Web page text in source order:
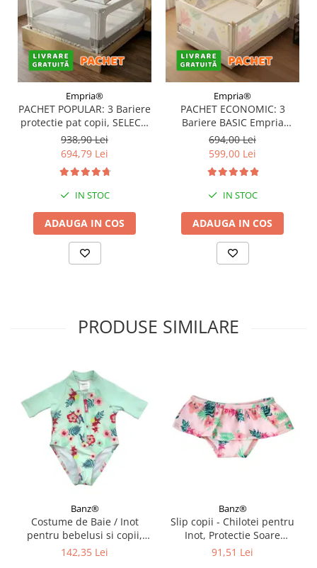
Empria®
PACHET POPULAR: 3 Bariere
protectie pat copii, SELECT,
160x200 cm
938,90 Lei
694,79 Lei
IN STOC
ADAUGA IN COS
Empria®
PACHET ECONOMIC: 3
Bariere BASIC Empria
protectie pat 160X200 cm +
bara stabilizatoare
694,00 Lei
599,00 Lei
IN STOC
ADAUGA IN COS
PRODUSE SIMILARE
Banz®
Costume de Baie / Inot
pentru bebelusi si copii,
Protectie Soare UPF50+,
142,35 Lei
Banz®
Slip copii - Chilotei pentru
Inot, Protectie Soare
UPF50+, Floral Pink, Diverse
91,51 Lei